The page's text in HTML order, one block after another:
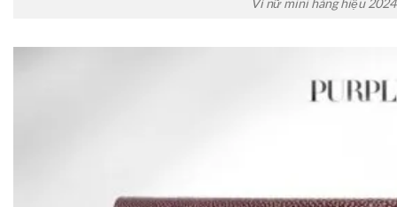
Ví nữ mini hàng hiệu